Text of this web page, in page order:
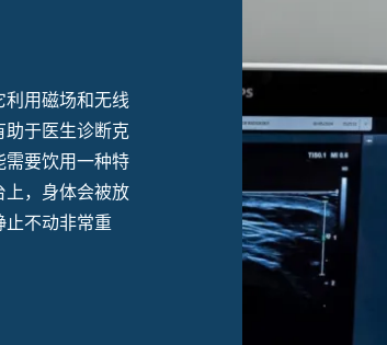
利用磁场和无线
助于医生诊断克
需要饮用一种特
上，身体会被放
止不动非常重